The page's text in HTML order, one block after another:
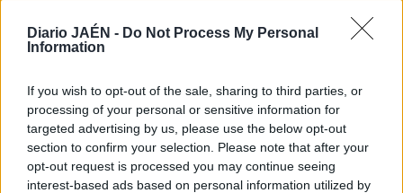
Diario JAÉN - Do Not Process My Personal
Information
If you wish to opt-out of the sale, sharing to third parties, or
processing of your personal or sensitive information for
targeted advertising by us, please use the below opt-out
section to confirm your selection. Please note that after your
opt-out request is processed you may continue seeing
interest-based ads based on personal information utilized by
señalan que, estos días, circulan decenas de montajes
fotográficos ligando a este joven con personalidades de
cualquier caso, aseguran que ningún perfil oficial de la
agrupación local socialista ha participado en la difusión o
creación de esos montajes. Por último, consideran que el
alcalde tiene asuntos más importantes a los que dedicarse
y le recomiendan que se centre en su trabajo por la capital.